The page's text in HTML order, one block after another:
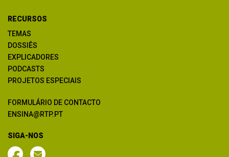
RECURSOS
TEMAS
DOSSIÊS
EXPLICADORES
PODCASTS
PROJETOS ESPECIAIS
FORMULÁRIO DE CONTACTO
ENSINA@RTP.PT
SIGA-NOS